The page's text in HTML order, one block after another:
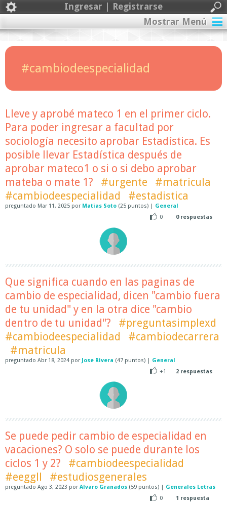
Ingresar | Registrarse
Mostrar Menú
#cambiodeespecialidad
Lleve y aprobé mateco 1 en el primer ciclo.
Para poder ingresar a facultad por
sociología necesito aprobar Estadística. Es
posible llevar Estadística después de
aprobar mateco1 o si o si debo aprobar
mateba o mate 1?
#urgente
#matricula
#cambiodeespecialidad
#estadistica
preguntado Mar 11, 2025 por Matias Soto (25 puntos) | General
0
0respuestas
Que significa cuando en las paginas de
cambio de especialidad, dicen "cambio fuera
de tu unidad" y en la otra dice "cambio
dentro de tu unidad"?
#preguntasimplexd
#cambiodeespecialidad
#cambiodecarrera
#matricula
preguntado Abr 18, 2024 por Jose Rivera (47 puntos) | General
+1
2 respuestas
Se puede pedir cambio de especialidad en
vacaciones? O solo se puede durante los
ciclos 1 y 2?
#cambiodeespecialidad
#eeggll
#estudiosgenerales
preguntado Ago 3, 2023 por Alvaro Granados (59 puntos) | Generales Letras
0
1 respuesta